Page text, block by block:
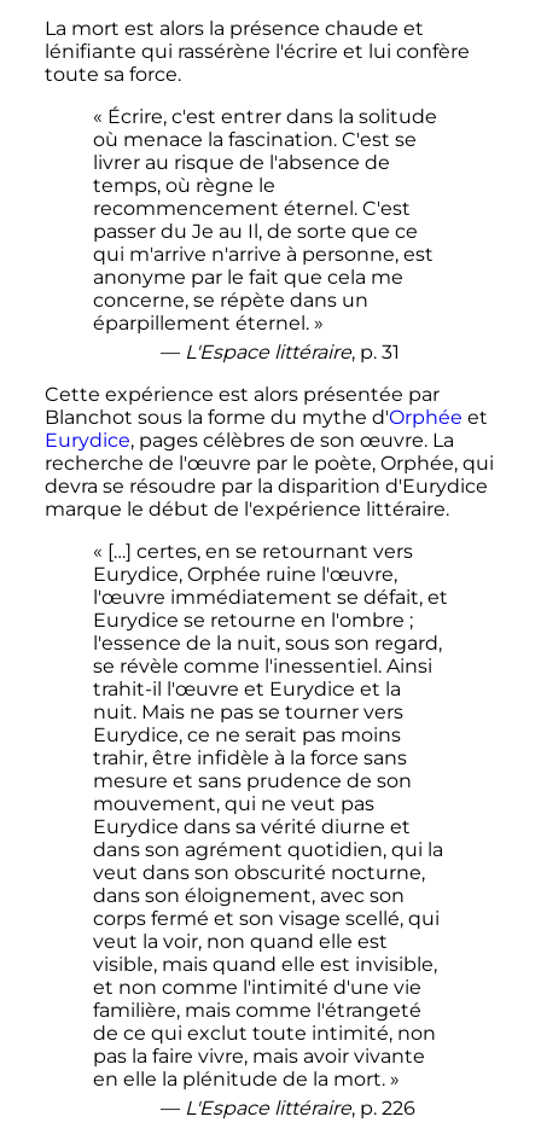
La mort est alors la présence chaude et
lénifiante qui rassérène l'écrire et lui confère
toute sa force.
« Écrire, c'est entrer dans la solitude
où menace la fascination. C'est se
livrer au risque de l'absence de
temps, où règne le
recommencement éternel. C'est
passer du Je au Il, de sorte que ce
qui m'arrive n'arrive à personne, est
anonyme par le fait que cela me
concerne, se répète dans un
éparpillement éternel. »
— L'Espace littéraire, p. 31
Cette expérience est alors présentée par
Blanchot sous la forme du mythe d'Orphée et
Eurydice, pages célèbres de son œuvre. La
recherche de l'œuvre par le poète, Orphée, qui
devra se résoudre par la disparition d'Eurydice
marque le début de l'expérience littéraire.
« […] certes, en se retournant vers
Eurydice, Orphée ruine l'œuvre,
l'œuvre immédiatement se défait, et
Eurydice se retourne en l'ombre ;
l'essence de la nuit, sous son regard,
se révèle comme l'inessentiel. Ainsi
trahit-il l'œuvre et Eurydice et la
nuit. Mais ne pas se tourner vers
Eurydice, ce ne serait pas moins
trahir, être infidèle à la force sans
mesure et sans prudence de son
mouvement, qui ne veut pas
Eurydice dans sa vérité diurne et
dans son agrément quotidien, qui la
veut dans son obscurité nocturne,
dans son éloignement, avec son
corps fermé et son visage scellé, qui
veut la voir, non quand elle est
visible, mais quand elle est invisible,
et non comme l'intimité d'une vie
familière, mais comme l'étrangeté
de ce qui exclut toute intimité, non
pas la faire vivre, mais avoir vivante
en elle la plénitude de la mort. »
— L'Espace littéraire, p. 226